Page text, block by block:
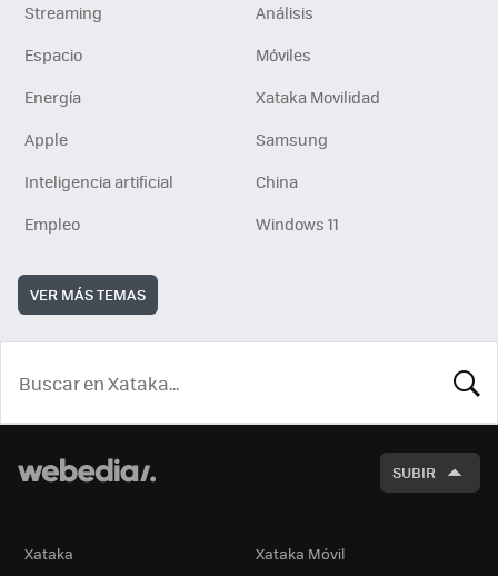
Streaming
Análisis
Espacio
Móviles
Energía
Xataka Movilidad
Apple
Samsung
Inteligencia artificial
China
Empleo
Windows 11
VER MÁS TEMAS
SUBIR
Xataka Xataka Móvil